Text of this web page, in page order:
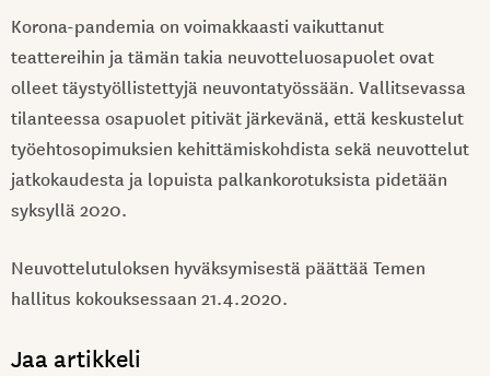
Korona-pandemia on voimakkaasti vaikuttanut
teattereihin ja tämän takia neuvotteluosapuolet ovat
olleet täystyöllistettyjä neuvontatyössään. Vallitsevassa
tilanteessa osapuolet pitivät järkevänä, että keskustelut
työehtosopimuksien kehittämiskohdista sekä neuvottelut
jatkokaudesta ja lopuista palkankorotuksista pidetään
syksyllä 2020.
Neuvottelutuloksen hyväksymisestä päättää Temen
hallitus kokouksessaan 21.4.2020.
Jaa artikkeli